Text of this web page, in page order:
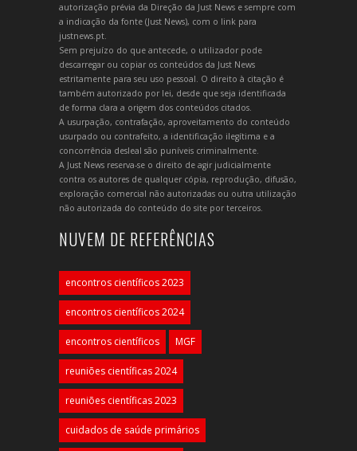
autorização prévia da Direção da Just News e sempre com
a indicação da fonte (Just News), com o link para
justnews.pt.
Sem prejuízo do que antecede, o utilizador pode
descarregar ou copiar os conteúdos da Just News
estritamente para seu uso pessoal. O direito à citação é
também autorizado por lei, desde que seja identificada
de forma clara a origem dos conteúdos citados.
A usurpação, contrafação, aproveitamento do conteúdo
usurpado ou contrafeito, a identificação ilegítima e a
concorrência desleal são puníveis criminalmente.
A Just News reserva-se o direito de agir judicialmente
contra os autores de qualquer cópia, reprodução, difusão,
exploração comercial não autorizadas ou outra utilização
não autorizada do conteúdo do site por terceiros.
NUVEM DE REFERÊNCIAS
encontros científicos 2023
encontros científicos 2024
encontros científicos MGF
reuniões científicas 2024
reuniões científicas 2023
cuidados de saúde primários